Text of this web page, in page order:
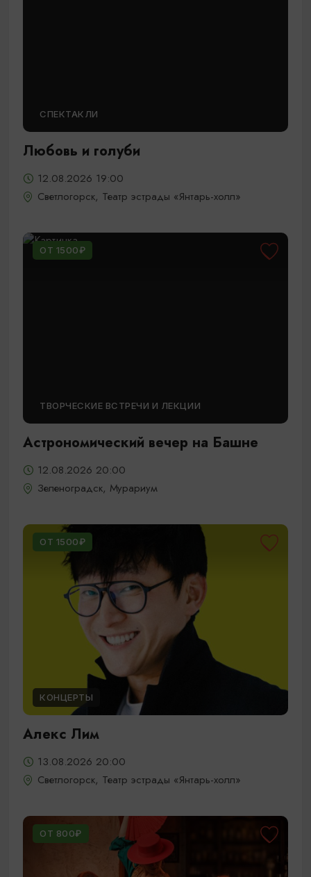
СПЕКТАКЛИ
Любовь и голуби
12.08.2026 19:00
Светлогорск, Театр эстрады «Янтарь-холл»
ОТ 1500₽
ТВОРЧЕСКИЕ ВСТРЕЧИ И ЛЕКЦИИ
Астрономический вечер на Башне
12.08.2026 20:00
Зеленоградск, Мурариум
ОТ 1500₽
КОНЦЕРТЫ
Алекс Лим
13.08.2026 20:00
Светлогорск, Театр эстрады «Янтарь-холл»
ОТ 800₽